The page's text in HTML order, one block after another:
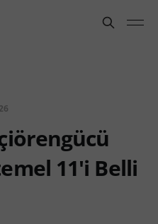
11'i Belli